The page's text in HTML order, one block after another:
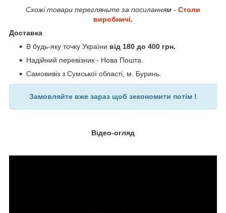
Схожі товари перегляньте за посиланням - Столи
виробничі.
Доставка
В будь-яку точку України від 180 до 400 грн.
Надійний перевізник - Нова Пошта.
Самовивіз з Сумської області, м. Буринь.
Замовляйте вже зараз щоб зекономити потім !
Відео-огляд